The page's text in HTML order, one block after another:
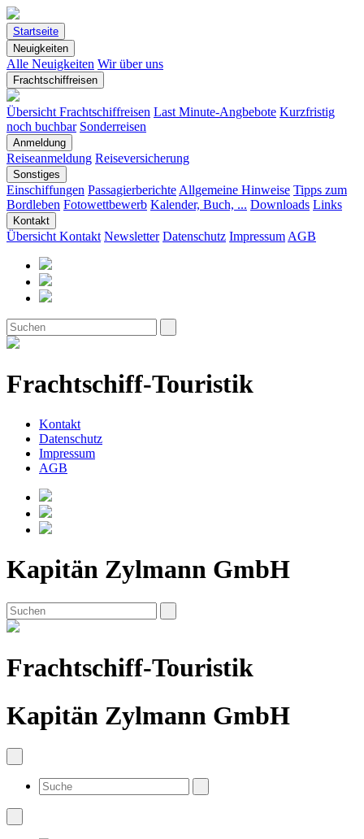
Startseite
Neuigkeiten
Alle Neuigkeiten Wir über uns
Frachtschiffreisen
Übersicht Frachtschiffreisen Last Minute-Angbebote Kurzfristig
noch buchbar Sonderreisen
Anmeldung
Reiseanmeldung Reiseversicherung
Sonstiges
Einschiffungen Passagierberichte Allgemeine Hinweise Tipps zum
Bordleben Fotowettbewerb Kalender, Buch, ... Downloads Links
Kontakt
Übersicht Kontakt Newsletter Datenschutz Impressum AGB
Frachtschiff-Touristik
Kontakt
Datenschutz
Impressum
AGB
Kapitän Zylmann GmbH
Frachtschiff-Touristik
Kapitän Zylmann GmbH